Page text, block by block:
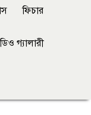
ফিচার
গ্যালারী